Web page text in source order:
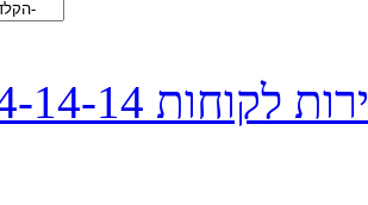
לקוחות 0-777-14-14-14